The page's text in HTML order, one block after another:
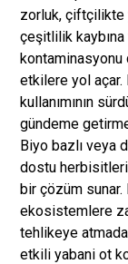
zorluk, çiftçilikte
çeşitlilik
etkilere yol
kullanımının
gündeme
Biyo bazlı veya
dostu
bir çözüm
ekosistemlere
tehlikeye
etkili yabani ot